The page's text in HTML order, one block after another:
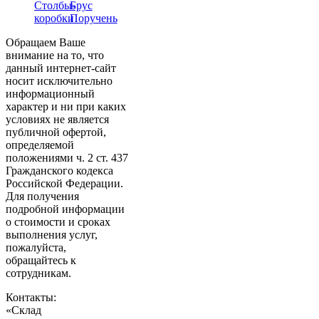
Столбы-
коробки
Брус
Поручень
Обращаем Ваше
внимание на то, что
данный интернет-сайт
носит исключительно
информационный
характер и ни при каких
условиях не является
публичной офертой,
определяемой
положениями ч. 2 ст. 437
Гражданского кодекса
Российской Федерации.
Для получения
подробной информации
о стоимости и сроках
выполнения услуг,
пожалуйста,
обращайтесь к
сотрудникам.
Контакты:
«Склад